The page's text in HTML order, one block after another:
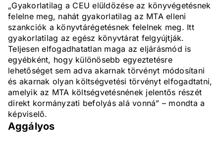
„Gyakorlatilag a CEU elüldözése az könyvégetésnek
felelne meg, nahát gyakorlatilag az MTA elleni
szankciók a könyvtárégetésnek felelnek meg. Itt
gyakorlatilag az egész könyvtárat felgyújtják.
Teljesen elfogadhatatlan maga az eljárásmód is
egyébként, hogy különösebb egyeztetésre
lehetőséget sem adva akarnak törvényt módosítani
és akarnak olyan költségvetési törvényt elfogadtatni,
amelyik az MTA költségvetésnének jelentős részét
direkt kormányzati befolyás alá vonná” – mondta a
képviselő.
Aggályos